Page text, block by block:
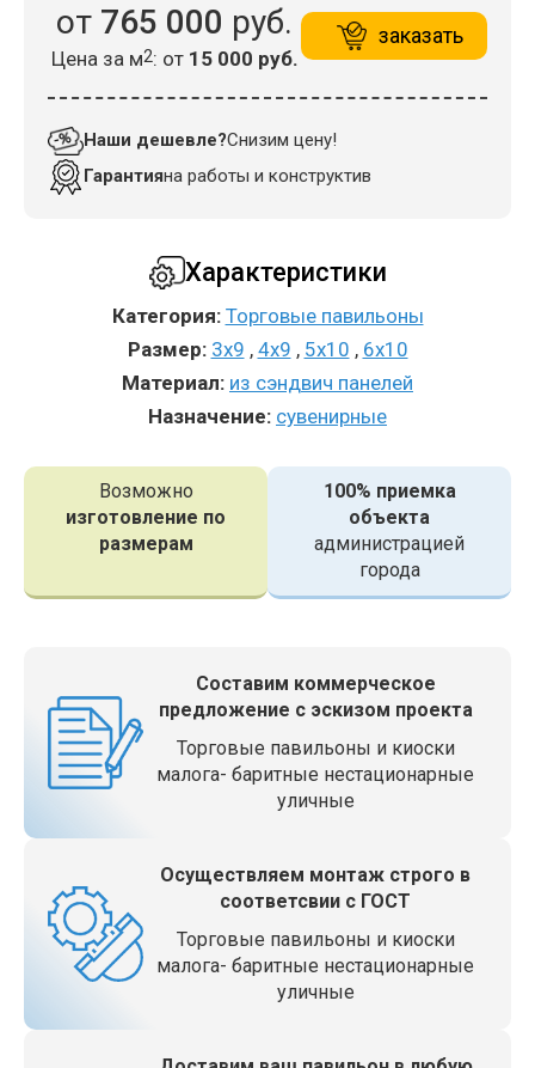
от 765 000 руб.
Цена за м2: от 15 000 руб.
заказать
Наши дешевле?Снизим цену!
Гарантияна работы и конструктив
Характеристики
Категория: Торговые павильоны
Размер: 3x9 , 4x9 , 5x10 , 6x10
Материал: из сэндвич панелей
Назначение: сувенирные
Возможно
изготовление по
размерам
100% приемка
объекта
администрацией
города
Составим коммерческое
предложение с эскизом проекта
Торговые павильоны и киоски
малога- баритные нестационарные
уличные
Осуществляем монтаж строго в
соответсвии с ГОСТ
Торговые павильоны и киоски
малога- баритные нестационарные
уличные